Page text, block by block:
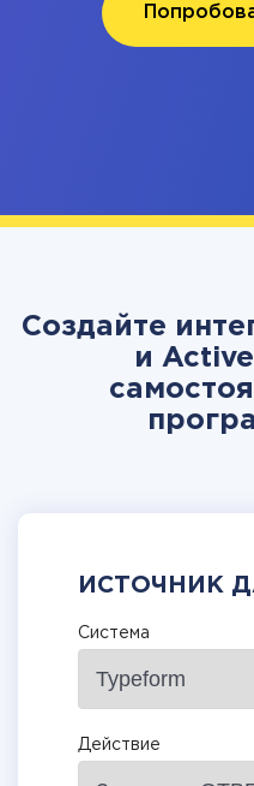
Создайте
и
ИСТОЧНИК
Система
Действие